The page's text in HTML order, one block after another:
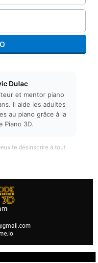
Dulac
et mentor piano
Il aide les adultes
au piano grâce à la
Piano 3D.
te désinscrire à tout